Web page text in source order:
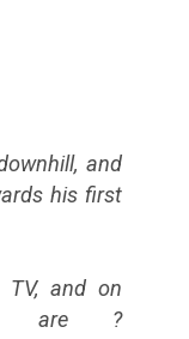
and
his first
TV, and on
are ?